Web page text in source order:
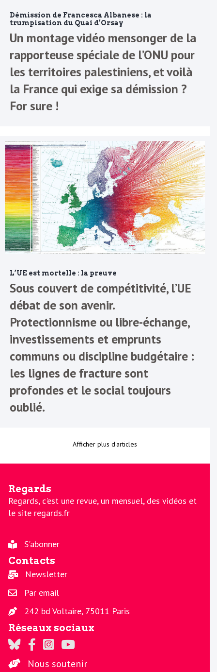
Démission de Francesca Albanese : la
trumpisation du Quai d’Orsay
Un montage vidéo mensonger de la
rapporteuse spéciale de l’ONU pour
les territoires palestiniens, et voilà
la France qui exige sa démission ?
For sure !
L’UE est mortelle : la preuve
Sous couvert de compétitivité, l’UE
débat de son avenir.
Protectionnisme ou libre-échange,
investissements et emprunts
communs ou discipline budgétaire :
les lignes de fracture sont
profondes et le social toujours
oublié.
Afficher plus d'articles
Regards
Regards, c'est une revue, un mensuel, des vidéos et
le site regards.fr
S'abonner
Contacts
Newsletter
Par email
242 bd Voltaire, 75011 Paris
Réseaux sociaux
Regards sur Twitter
Regards sur Facebook
Regards sur Instagram
La chaine Regards sur Youtube
Nous soutenir